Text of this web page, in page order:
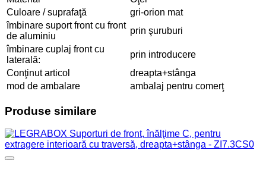
Culoare / suprafaţă
gri-orion mat
îmbinare suport front cu front
de aluminiu
prin şuruburi
îmbinare cuplaj front cu
laterală:
prin introducere
Conţinut articol
dreapta+stânga
mod de ambalare
ambalaj pentru comerţ
Produse similare